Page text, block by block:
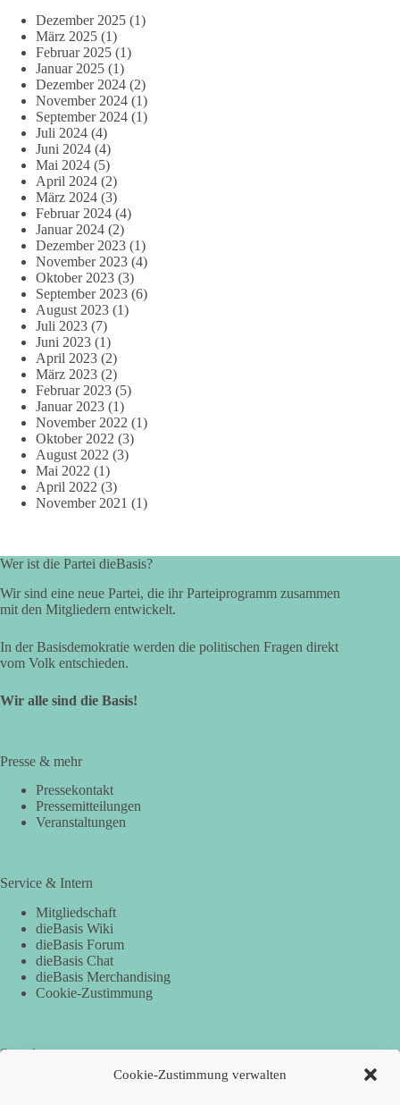
Cookie-Zustimmung verwalten
Dezember 2025 (1)
März 2025 (1)
Februar 2025 (1)
Januar 2025 (1)
Dezember 2024 (2)
November 2024 (1)
September 2024 (1)
Juli 2024 (4)
Juni 2024 (4)
Mai 2024 (5)
April 2024 (2)
März 2024 (3)
Februar 2024 (4)
Januar 2024 (2)
Dezember 2023 (1)
November 2023 (4)
Oktober 2023 (3)
September 2023 (6)
August 2023 (1)
Juli 2023 (7)
Juni 2023 (1)
April 2023 (2)
März 2023 (2)
Februar 2023 (5)
Januar 2023 (1)
November 2022 (1)
Oktober 2022 (3)
August 2022 (3)
Mai 2022 (1)
April 2022 (3)
November 2021 (1)
Wer ist die Partei dieBasis?
Wir sind eine neue Partei, die ihr Parteiprogramm zusammen
mit den Mitgliedern entwickelt.
In der Basisdemokratie werden die politischen Fragen direkt
vom Volk entschieden.
Wir alle sind die Basis!
Presse & mehr
Pressekontakt
Pressemitteilungen
Veranstaltungen
Service & Intern
Mitgliedschaft
dieBasis Wiki
dieBasis Forum
dieBasis Chat
dieBasis Merchandising
Cookie-Zustimmung
Spenden
Per Banküberweisung: